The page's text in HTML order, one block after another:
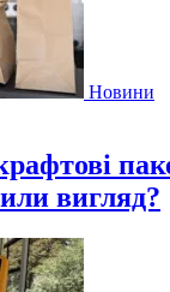
Новини
вигляд?